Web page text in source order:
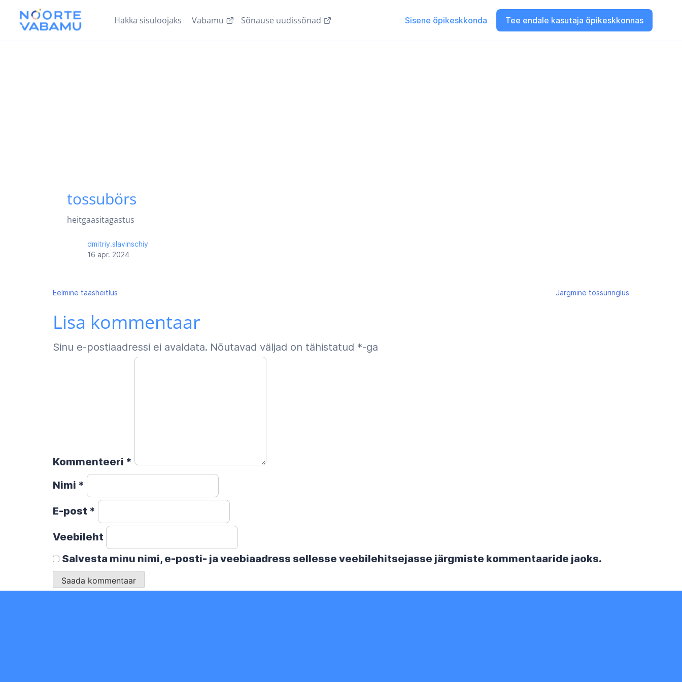
Hakka sisuloojaks Vabamu Sõnause uudissõnad Sisene õpikeskkonda Tee endale kasutaja õpikeskkonnas
tossubörs
heitgaasitagastus
dmitriy.slavinschiy
16 apr. 2024
Navigeerimine
Eelmine taasheitlus Järgmine tossuringlus
Lisa kommentaar
Sinu e-postiaadressi ei avaldata. Nõutavad väljad on tähistatud *-ga
Kommenteeri *
Nimi *
E-post *
Veebileht
Salvesta minu nimi, e-posti- ja veebiaadress sellesse veebilehitsejasse järgmiste kommentaaride jaoks.